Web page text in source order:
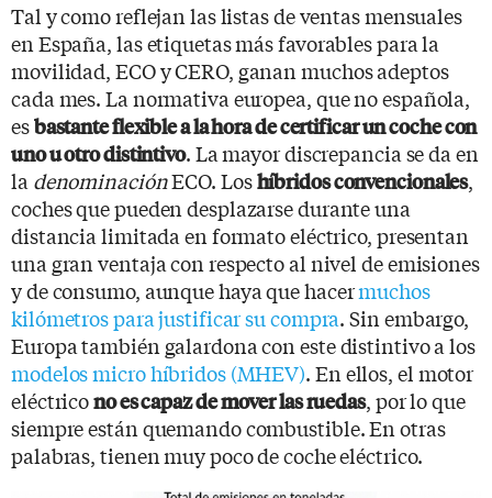
Tal y como reflejan las listas de ventas mensuales
en España, las etiquetas más favorables para la
movilidad, ECO y CERO, ganan muchos adeptos
cada mes. La normativa europea, que no española,
esbastante flexible a la hora de certificar un coche con
uno u otro distintivo. La mayor discrepancia se da en
la denominaciónECO. Loshíbridos convencionales,
coches que pueden desplazarse durante una
distancia limitada en formato eléctrico, presentan
una gran ventaja con respecto al nivel de emisiones
y de consumo, aunque haya que hacermuchos
kilómetros para justificar su compra. Sin embargo,
Europa también galardona con este distintivo a los
modelos micro híbridos (MHEV). En ellos, el motor
eléctricono es capaz de mover las ruedas, por lo que
siempre están quemando combustible. En otras
palabras, tienen muy poco de coche eléctrico.